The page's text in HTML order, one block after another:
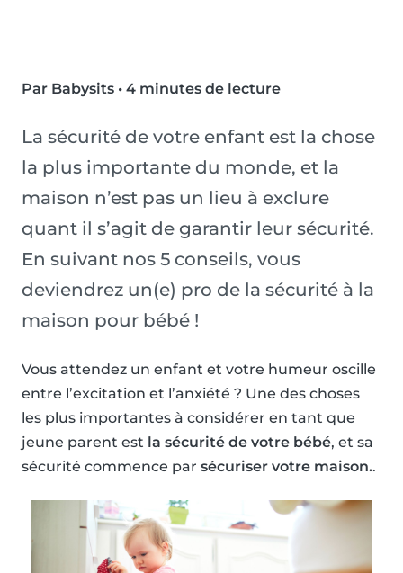
Par Babysits • 4 minutes de lecture
La sécurité de votre enfant est la chose
la plus importante du monde, et la
maison n’est pas un lieu à exclure
quant il s’agit de garantir leur sécurité.
En suivant nos 5 conseils, vous
deviendrez un(e) pro de la sécurité à la
maison pour bébé !
Vous attendez un enfant et votre humeur oscille
entre l’excitation et l’anxiété ? Une des choses
les plus importantes à considérer en tant que
jeune parent est la sécurité de votre bébé, et sa
sécurité commence par sécuriser votre maison..